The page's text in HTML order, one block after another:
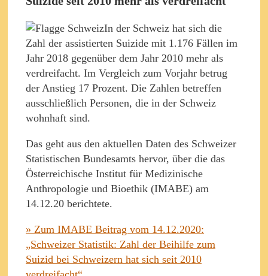
In der Schweiz hat sich die
Zahl der assistierten Suizide mit 1.176 Fällen im
Jahr 2018 gegenüber dem Jahr 2010 mehr als
verdreifacht. Im Vergleich zum Vorjahr betrug
der Anstieg 17 Prozent. Die Zahlen betreffen
ausschließlich Personen, die in der Schweiz
wohnhaft sind.
Das geht aus den aktuellen Daten des Schweizer
Statistischen Bundesamts hervor, über die das
Österreichische Institut für Medizinische
Anthropologie und Bioethik (IMABE) am
14.12.20 berichtete.
» Zum IMABE Beitrag vom 14.12.2020:
„Schweizer Statistik: Zahl der Beihilfe zum
Suizid bei Schweizern hat sich seit 2010